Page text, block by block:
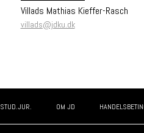
Villads Mathias Kieffer-Rasch
villads@jdku.dk
STUD.JUR. OM JD